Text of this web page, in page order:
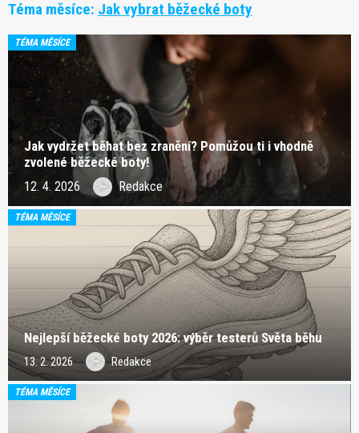
Téma měsíce: Jak vybrat běžecké boty
TÉMA MĚSÍCE
Jak vydržet běhat bez zranění? Pomůžou ti i vhodně
zvolené běžecké boty!
12. 4. 2026 Redakce
TÉMA MĚSÍCE
Nejlepší běžecké boty 2026: výběr testerů Světa běhu
13. 2. 2026 Redakce
TÉMA MĚSÍCE